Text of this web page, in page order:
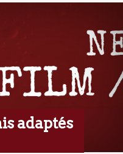
adaptés